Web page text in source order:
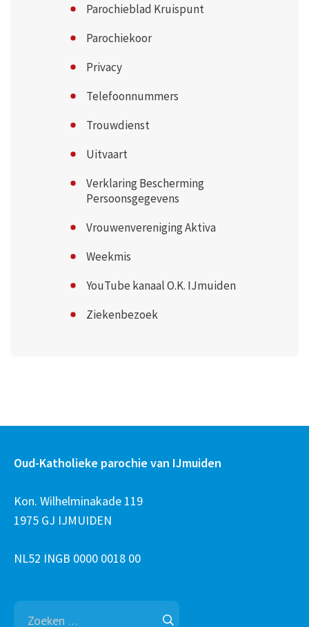
Parochieblad Kruispunt
Parochiekoor
Privacy
Telefoonnummers
Trouwdienst
Uitvaart
Verklaring Bescherming
Persoonsgegevens
Vrouwenvereniging Aktiva
Weekmis
YouTube kanaal O.K. IJmuiden
Ziekenbezoek
Oud-Katholieke parochie van IJmuiden
Kon. Wilhelminakade 119
1975 GJ IJMUIDEN
NL52 INGB 0000 0018 00
Zoeken